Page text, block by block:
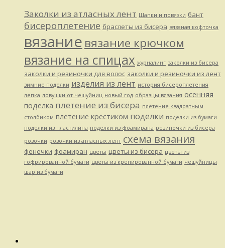
Заколки из атласных лент Шапки и повязки бант
бисероплетение браслеты из бисера вязаная кофточка
вязание вязание крючком
вязание на спицах журналинг заколки из бисера
заколки и резиночки для волос заколки и резиночки из лент
зимние поделки изделия из лент история бисероплетения
лепка ловушки от чешуйниц новый год образцы вязания осенняя
поделка плетение из бисера плетение квадратным
столбиком плетение крестиком поделки поделки из бумаги
поделки из пластилина поделки из фоамирана резиночки из бисера
розочки розочки из атласных лент схема вязания
фенечки фоамиран цветы цветы из бисера цветы из
гофрированной бумаги цветы из крепированной бумаги чешуйницы
шар из бумаги